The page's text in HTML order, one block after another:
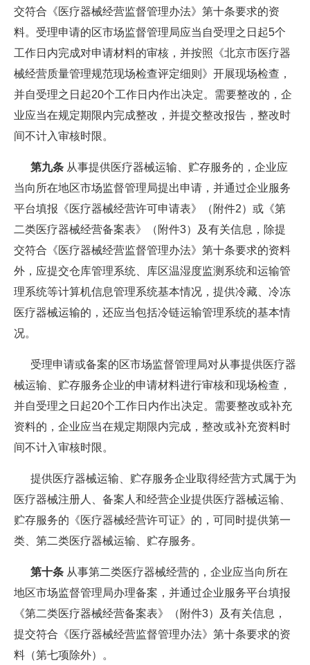
交符合《医疗器械经营监督管理办法》第十条要求的资
料。受理申请的区市场监督管理局应当自受理之日起5个
工作日内完成对申请材料的审核，并按照《北京市医疗器
械经营质量管理规范现场检查评定细则》开展现场检查，
并自受理之日起20个工作日内作出决定。需要整改的，企
业应当在规定期限内完成整改，并提交整改报告，整改时
间不计入审核时限。
第九条 从事提供医疗器械运输、贮存服务的，企业应
当向所在地区市场监督管理局提出申请，并通过企业服务
平台填报《医疗器械经营许可申请表》（附件2）或《第
二类医疗器械经营备案表》（附件3）及有关信息，除提
交符合《医疗器械经营监督管理办法》第十条要求的资料
外，应提交仓库管理系统、库区温湿度监测系统和运输管
理系统等计算机信息管理系统基本情况，提供冷藏、冷冻
医疗器械运输的，还应当包括冷链运输管理系统的基本情
况。
受理申请或备案的区市场监督管理局对从事提供医疗器
械运输、贮存服务企业的申请材料进行审核和现场检查，
并自受理之日起20个工作日内作出决定。需要整改或补充
资料的，企业应当在规定期限内完成，整改或补充资料时
间不计入审核时限。
提供医疗器械运输、贮存服务企业取得经营方式属于为
医疗器械注册人、备案人和经营企业提供医疗器械运输、
贮存服务的《医疗器械经营许可证》的，可同时提供第一
类、第二类医疗器械运输、贮存服务。
第十条 从事第二类医疗器械经营的，企业应当向所在
地区市场监督管理局办理备案，并通过企业服务平台填报
《第二类医疗器械经营备案表》（附件3）及有关信息，
提交符合《医疗器械经营监督管理办法》第十条要求的资
料（第七项除外）。